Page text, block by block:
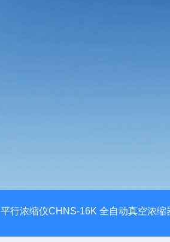
平行浓缩仪CHNS-16K 全自动真空浓缩